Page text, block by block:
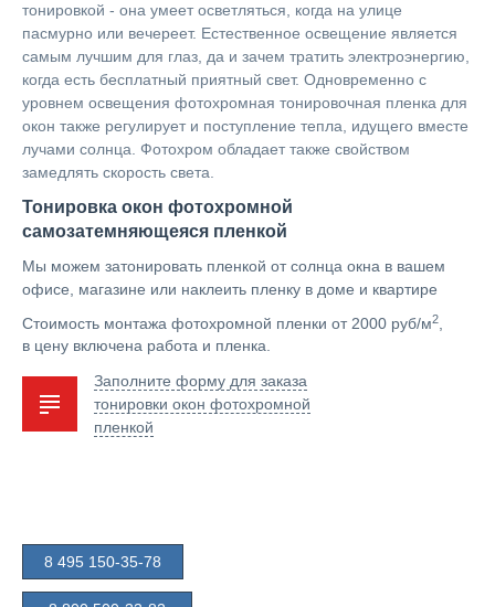
тонировкой - она умеет осветляться, когда на улице
пасмурно или вечереет. Естественное освещение является
самым лучшим для глаз, да и зачем тратить электроэнергию,
когда есть бесплатный приятный свет. Одновременно с
уровнем освещения фотохромная тонировочная пленка для
окон также регулирует и поступление тепла, идущего вместе
лучами солнца. Фотохром обладает также свойством
замедлять скорость света.
Тонировка окон фотохромной
самозатемняющеяся пленкой
Мы можем затонировать пленкой от солнца окна в вашем
офисе, магазине или наклеить пленку в доме и квартире
Стоимость монтажа фотохромной пленки от 2000 руб/м2
в цену включена работа и пленка.
Заполните форму для заказа
тонировки окон фотохромной
пленкой
8 495 150-35-78